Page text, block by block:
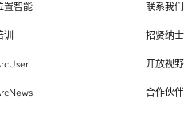
置智能
训
联系我们
招贤纳士
开放视野
合作伙伴